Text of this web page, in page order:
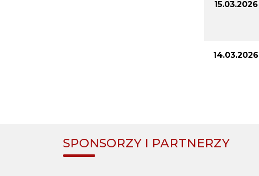
15.03.2026
14.03.2026
SPONSORZY I PARTNERZY